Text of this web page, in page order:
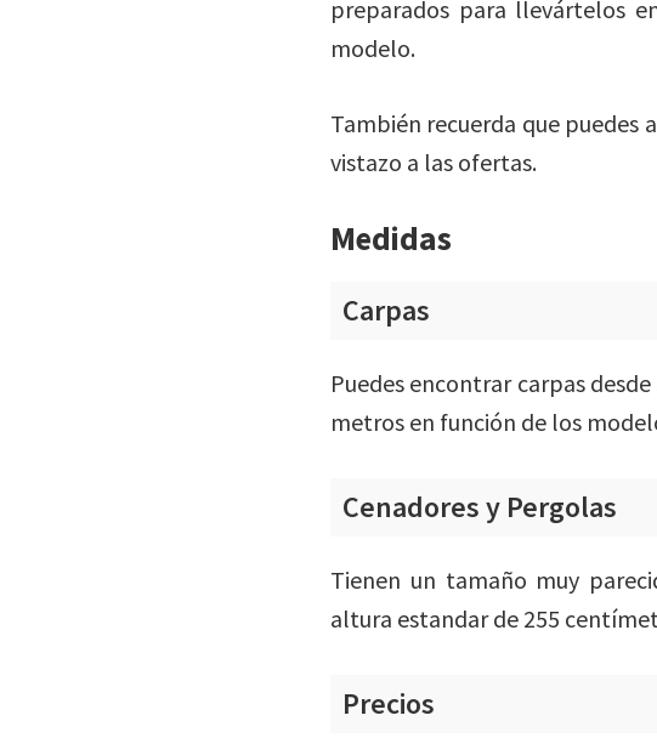
preparados para llevártelos
modelo.
También recuerda que puedes
vistazo a las ofertas.
Medidas
Carpas
Puedes encontrar carpas
metros en función de los
Cenadores y Pergolas
Tienen un tamaño muy
altura estandar de 255
Precios